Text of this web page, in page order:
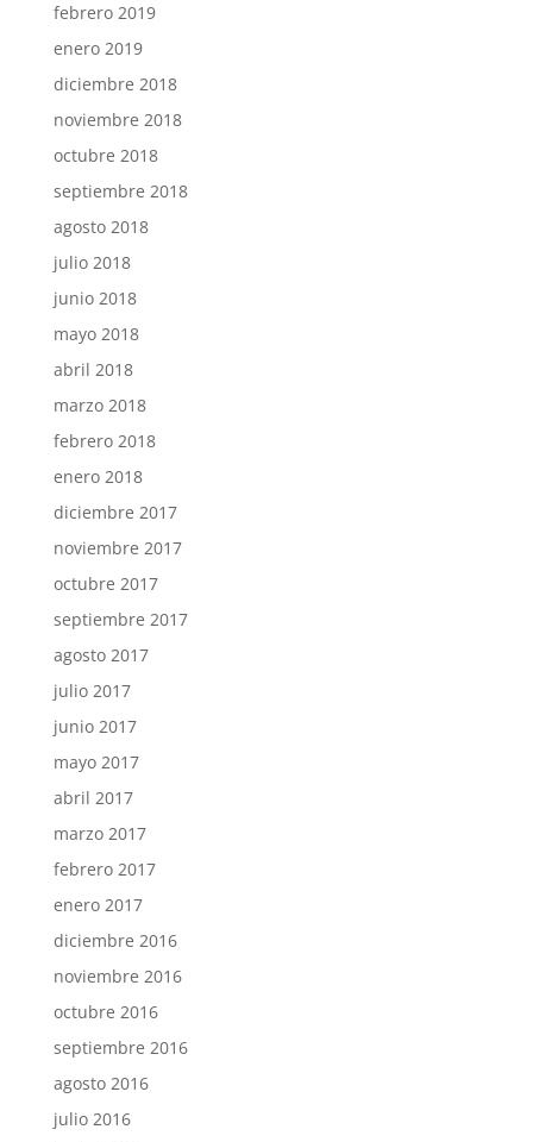
febrero 2019
enero 2019
diciembre 2018
noviembre 2018
octubre 2018
septiembre 2018
agosto 2018
julio 2018
junio 2018
mayo 2018
abril 2018
marzo 2018
febrero 2018
enero 2018
diciembre 2017
noviembre 2017
octubre 2017
septiembre 2017
agosto 2017
julio 2017
junio 2017
mayo 2017
abril 2017
marzo 2017
febrero 2017
enero 2017
diciembre 2016
noviembre 2016
octubre 2016
septiembre 2016
agosto 2016
julio 2016